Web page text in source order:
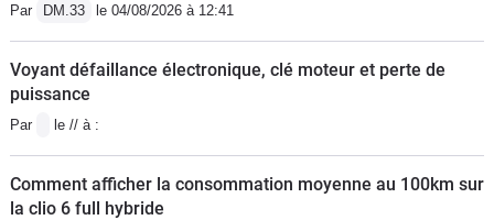
Par DM.33 le 04/08/2026 à 12:41
Voyant défaillance électronique, clé moteur et perte de
puissance
Par le // à :
Comment afficher la consommation moyenne au 100km sur
la clio 6 full hybride